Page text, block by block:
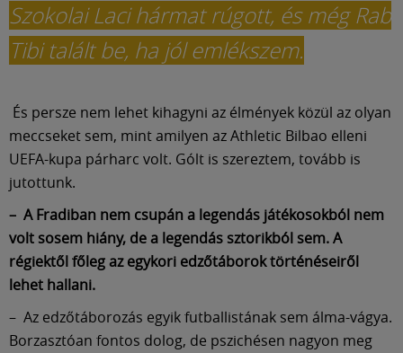
Szokolai Laci hármat rúgott, és még Rab
Tibi talált be, ha jól emlékszem.
És persze nem lehet kihagyni az élmények közül az olyan
meccseket sem, mint amilyen az Athletic Bilbao elleni
UEFA-kupa párharc volt. Gólt is szereztem, tovább is
jutottunk.
– A Fradiban nem csupán a legendás játékosokból nem
volt sosem hiány, de a legendás sztorikból sem. A
régiektől főleg az egykori edzőtáborok történéseiről
lehet hallani.
– Az edzőtáborozás egyik futballistának sem álma-vágya.
Borzasztóan fontos dolog, de pszichésen nagyon meg